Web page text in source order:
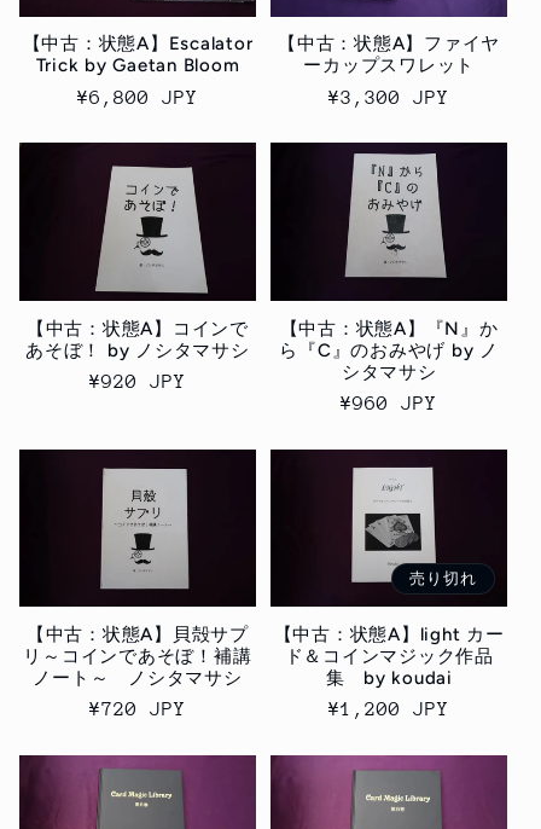
【中古：状態A】Escalator
Trick by Gaetan Bloom
通
¥6,800 JPY
【中古：状態A】ファイヤ
ーカップスワレット
通
¥3,300 JPY
【中古：状態A】コインで
あそぼ！ by ノシタマサシ
通
格
¥920 JPY
【中古：状態A】『N』か
ら『C』のおみやげ by ノ
シタマサシ
通
格
¥960 JPY
【中古：状態A】貝殻サプ
リ～コインであそぼ！補講
ノート～ ノシタマサシ
通
価
格
¥720 JPY
売り切れ
【中古：状態A】light カー
ド＆コインマジック作品
集 by koudai
通
¥1,200 JPY